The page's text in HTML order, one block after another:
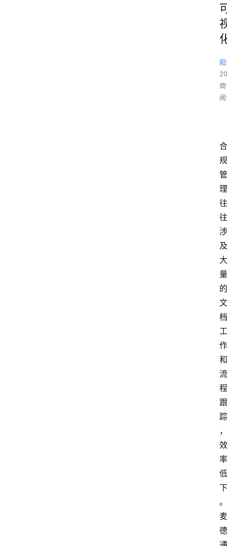
合
规
管
理
往
往
涉
及
大
量
的
文
档
工
作
和
流
程
跟
踪
，
效
率
低
下
。
麦
德